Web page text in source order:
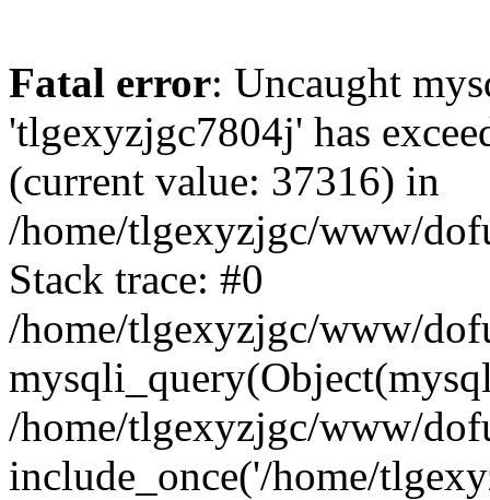
Fatal error: Uncaught
'tlgexyzjgc7804j' has
(current value: 37316) in
/home/tlgexyzjgc/www/
Stack trace: #0
/home/tlgexyzjgc/www/
/home/tlgexyzjgc/www/
include_once('/home/